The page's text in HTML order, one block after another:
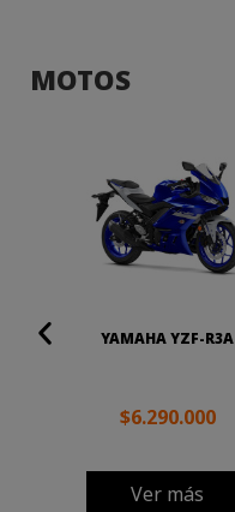
MOTOS
YAMAHA YZF-R3A
$6.290.000
Ver más